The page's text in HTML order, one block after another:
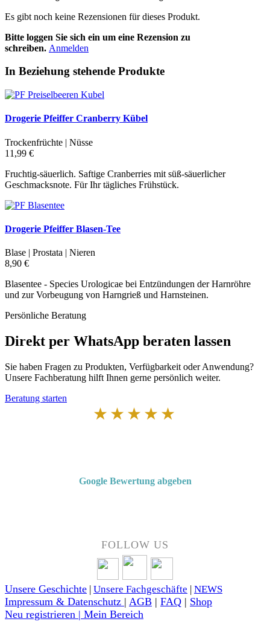
Es gibt noch keine Rezensionen für dieses Produkt.
Bitte loggen Sie sich ein um eine Rezension zu
schreiben. Anmelden
In Beziehung stehende Produkte
Drogerie Pfeiffer Cranberry Kübel
Trockenfrüchte | Nüsse
11,99 €
Fruchtig-säuerlich. Saftige Cranberries mit süß-säuerlicher
Geschmacksnote. Für Ihr tägliches Frühstück.
Drogerie Pfeiffer Blasen-Tee
Blase | Prostata | Nieren
8,90 €
Blasentee - Species Urologicae bei Entzündungen der Harnröhre
und zur Vorbeugung von Harngrieß und Harnsteinen.
Persönliche Beratung
Direkt per WhatsApp beraten lassen
Sie haben Fragen zu Produkten, Verfügbarkeit oder Anwendung?
Unsere Fachberatung hilft Ihnen gerne persönlich weiter.
Beratung starten
★★★★★
Google Bewertung abgeben
FOLLOW US
Unsere Geschichte | Unsere Fachgeschäfte | NEWS
Impressum & Datenschutz | AGB | FAQ | Shop
Neu registrieren | Mein Bereich